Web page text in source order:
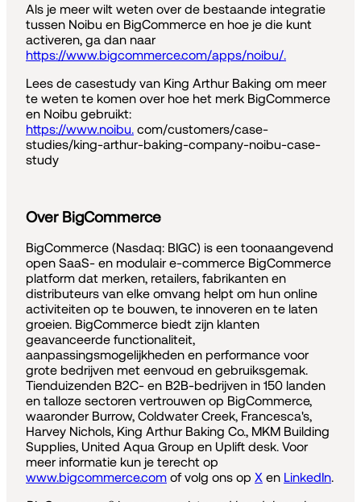
Als je meer wilt weten over de bestaande integratie
tussen Noibu en BigCommerce en hoe je die kunt
activeren, ga dan naar
https://www.bigcommerce.com/apps/noibu/.
Lees de casestudy van King Arthur Baking om meer
te weten te komen over hoe het merk BigCommerce
en Noibu gebruikt:
https://www.noibu. com/customers/case-
studies/king-arthur-baking-company-noibu-case-
study
Over BigCommerce
BigCommerce (Nasdaq: BIGC) is een toonaangevend
open SaaS- en modulair e-commerce BigCommerce
platform dat merken, retailers, fabrikanten en
distributeurs van elke omvang helpt om hun online
activiteiten op te bouwen, te innoveren en te laten
groeien. BigCommerce biedt zijn klanten
geavanceerde functionaliteit,
aanpassingsmogelijkheden en performance voor
grote bedrijven met eenvoud en gebruiksgemak.
Tienduizenden B2C- en B2B-bedrijven in 150 landen
en talloze sectoren vertrouwen op BigCommerce,
waaronder Burrow, Coldwater Creek, Francesca's,
Harvey Nichols, King Arthur Baking Co., MKM Building
Supplies, United Aqua Group en Uplift desk. Voor
meer informatie kun je terecht op
www.bigcommerce.com of volg ons op X en LinkedIn.